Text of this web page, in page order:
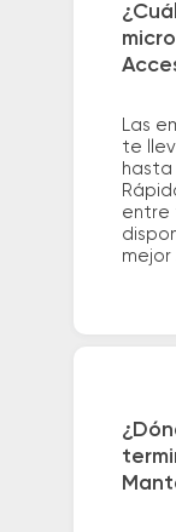
Las
te
hasta
entre